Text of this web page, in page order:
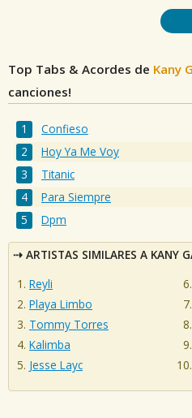
Top Tabs & Acordes de Kany
canciones!
Confieso
Hoy Ya Me Voy
Titanic
Para Siempre
Dpm
ARTISTAS SIMILARES A KANY
Reyli
Playa Limbo
Tommy Torres
Kalimba
Jesse Layc